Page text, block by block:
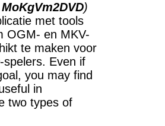
MoKgVm2DVD)
met tools
OGM- en MKV-
te maken voor
spelers. Even if
you may find
in
two types of